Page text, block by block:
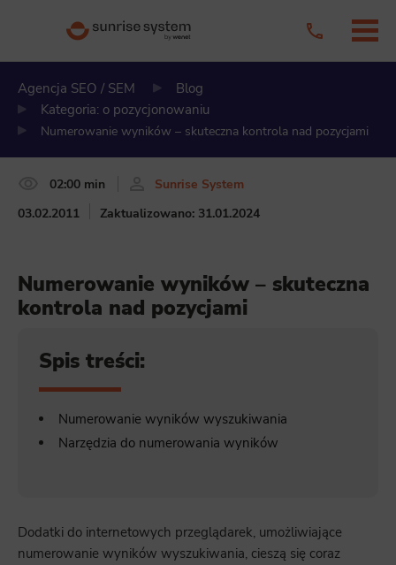
Agencja SEO / SEM
Blog
Kategoria: o pozycjonowaniu
Numerowanie wyników – skuteczna kontrola nad pozycjami
02:00 min
Sunrise System
03.02.2011
Zaktualizowano: 31.01.2024
Numerowanie wyników – skuteczna
kontrola nad pozycjami
Spis treści:
Numerowanie wyników wyszukiwania
Narzędzia do numerowania wyników
Dodatki do internetowych przeglądarek, umożliwiające
numerowanie wyników wyszukiwania, cieszą się coraz